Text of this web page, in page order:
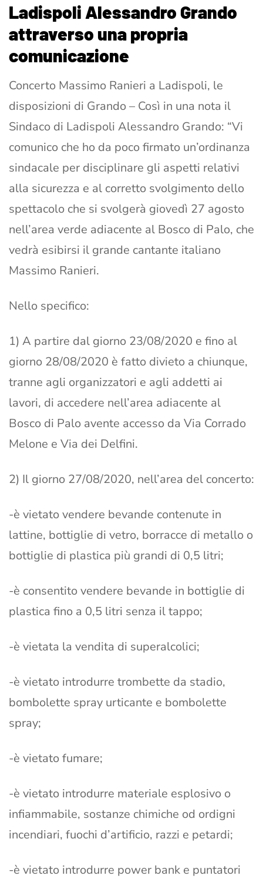
Ladispoli Alessandro Grando
attraverso una propria
comunicazione
Concerto Massimo Ranieri a Ladispoli, le
disposizioni di Grando – Così in una nota il
Sindaco di Ladispoli Alessandro Grando: “Vi
comunico che ho da poco firmato un’ordinanza
sindacale per disciplinare gli aspetti relativi
alla sicurezza e al corretto svolgimento dello
spettacolo che si svolgerà giovedì 27 agosto
nell’area verde adiacente al Bosco di Palo, che
vedrà esibirsi il grande cantante italiano
Massimo Ranieri.
Nello specifico:
1) A partire dal giorno 23/08/2020 e fino al
giorno 28/08/2020 è fatto divieto a chiunque,
tranne agli organizzatori e agli addetti ai
lavori, di accedere nell’area adiacente al
Bosco di Palo avente accesso da Via Corrado
Melone e Via dei Delfini.
2) Il giorno 27/08/2020, nell’area del concerto:
-è vietato vendere bevande contenute in
lattine, bottiglie di vetro, borracce di metallo o
bottiglie di plastica più grandi di 0,5 litri;
-è consentito vendere bevande in bottiglie di
plastica fino a 0,5 litri senza il tappo;
-è vietata la vendita di superalcolici;
-è vietato introdurre trombette da stadio,
bombolette spray urticante e bombolette
spray;
-è vietato fumare;
-è vietato introdurre materiale esplosivo o
infiammabile, sostanze chimiche od ordigni
incendiari, fuochi d’artificio, razzi e petardi;
-è vietato introdurre power bank e puntatori